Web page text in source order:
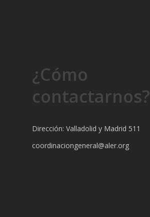
¿Cómo
contactarnos?
Dirección: Valladolid y Madrid 511
coordinaciongeneral@aler.org